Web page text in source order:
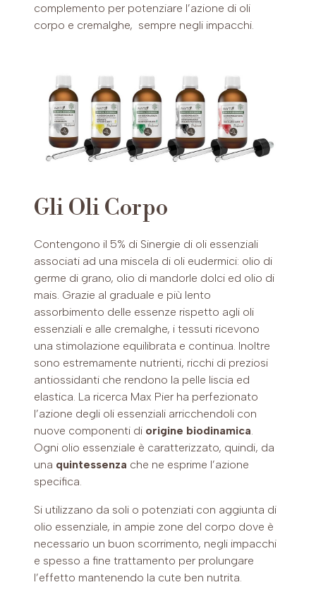
complemento per potenziare l’azione di oli
corpo e cremalghe, sempre negli impacchi.
Gli Oli Corpo
Contengono il 5% di Sinergie di oli essenziali
associati ad una miscela di oli eudermici: olio di
germe di grano, olio di mandorle dolci ed olio di
mais. Grazie al graduale e più lento
assorbimento delle essenze rispetto agli oli
essenziali e alle cremalghe, i tessuti ricevono
una stimolazione equilibrata e continua. Inoltre
sono estremamente nutrienti, ricchi di preziosi
antiossidanti che rendono la pelle liscia ed
elastica. La ricerca Max Pier ha perfezionato
l’azione degli oli essenziali arricchendoli con
nuove componenti di origine biodinamica.
Ogni olio essenziale è caratterizzato, quindi, da
una quintessenza che ne esprime l’azione
specifica.
Si utilizzano da soli o potenziati con aggiunta di
olio essenziale, in ampie zone del corpo dove è
necessario un buon scorrimento, negli impacchi
e spesso a fine trattamento per prolungare
l’effetto mantenendo la cute ben nutrita.